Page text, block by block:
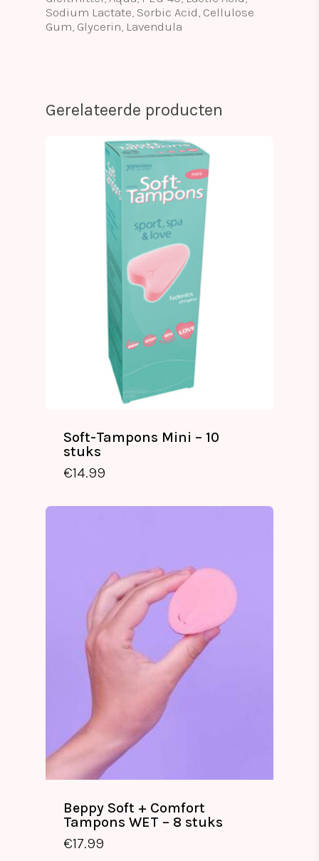
Sodium Lactate, Sorbic Acid, Cellulose
Gum, Glycerin, Lavendula
Gerelateerde producten
Soft-Tampons Mini – 10
stuks
€14.99
Beppy Soft + Comfort
Tampons WET – 8 stuks
€17.99
€ 17.99